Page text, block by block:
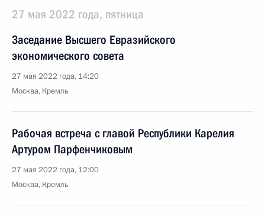
27 мая 2022 года, пятница
Заседание Высшего Евразийского
экономического совета
27 мая 2022 года, 14:20
Москва, Кремль
Рабочая встреча с главой Республики Карелия
Артуром Парфенчиковым
27 мая 2022 года, 12:00
Москва, Кремль